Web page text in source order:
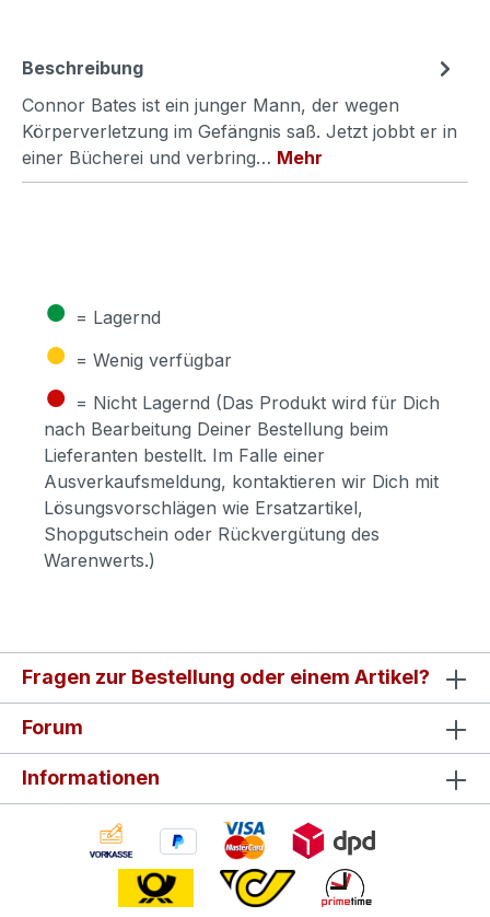
Beschreibung
Connor Bates ist ein junger Mann, der wegen
Körperverletzung im Gefängnis saß. Jetzt jobbt er in
einer Bücherei und verbring… Mehr
● = Lagernd
● = Wenig verfügbar
● = Nicht Lagernd (Das Produkt wird für Dich
nach Bearbeitung Deiner Bestellung beim
Lieferanten bestellt. Im Falle einer
Ausverkaufsmeldung, kontaktieren wir Dich mit
Lösungsvorschlägen wie Ersatzartikel,
Shopgutschein oder Rückvergütung des
Warenwerts.)
Fragen zur Bestellung oder einem Artikel?
Forum
Informationen